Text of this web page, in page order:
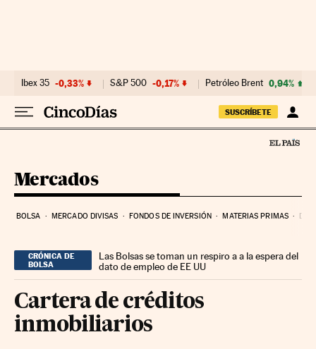
Ibex 35 -0,33% S&P 500 -0,17% Petróleo Brent 0,94%
SUSCRÍBETE
Mercados
BOLSA MERCADO DIVISAS FONDOS DE INVERSIÓN MATERIAS PRIMAS
CRÓNICA DE
BOLSA
Las Bolsas se toman un respiro a a la espera del
dato de empleo de EE UU
Cartera de créditos
inmobiliarios